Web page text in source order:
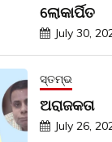
ଲୋକାର୍ପିତ
July 30,
ସ୍ତମ୍ଭ
ଅରାଜକତା
July 26,